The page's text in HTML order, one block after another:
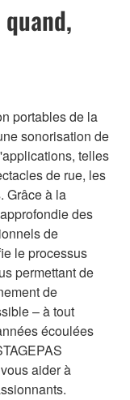
portables de la
sonorisation de
telles
de rue, les
Grâce à la
des
de
le processus
permettant de
de
– à tout
écoulées
aider à